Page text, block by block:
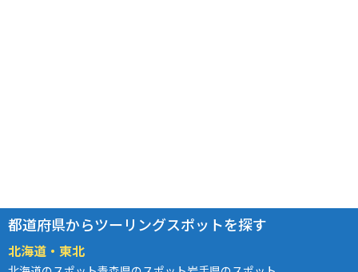
都道府県からツーリングスポットを探す
北海道・東北